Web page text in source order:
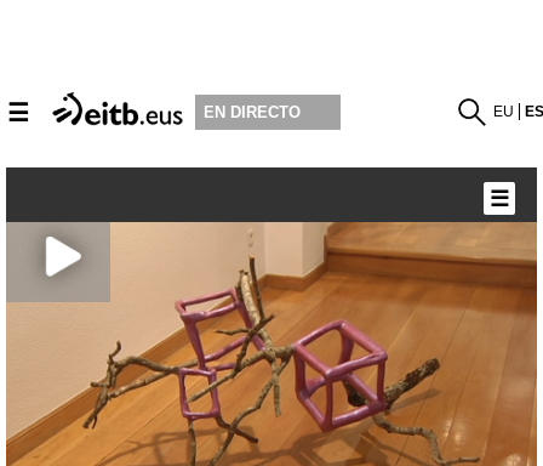
☰ EN DIRECTO EU
☰